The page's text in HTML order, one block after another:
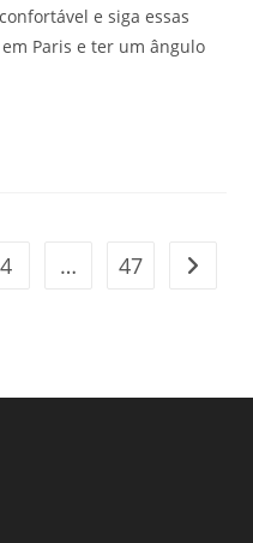
e siga essas
Paris e ter um ângulo
4 … 47 Ir para